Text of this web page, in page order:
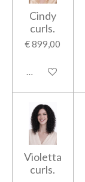
Cindy
curls.
€ 899,00
Bekijk details
Violetta
curls.